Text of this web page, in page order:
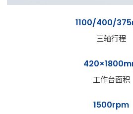
1100/400/
三轴行程
工作台面积
1500rpm